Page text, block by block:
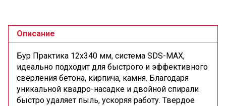
Описание
Бур Практика 12x340 мм, система SDS-МАХ,
идеально подходит для быстрого и эффективного
сверления бетона, кирпича, камня. Благодаря
уникальной квадро-насадке и двойной спирали
быстро удаляет пыль, ускоряя работу. Твердое